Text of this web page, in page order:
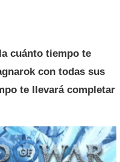
cuánto tiempo te
con todas sus
te llevará completar